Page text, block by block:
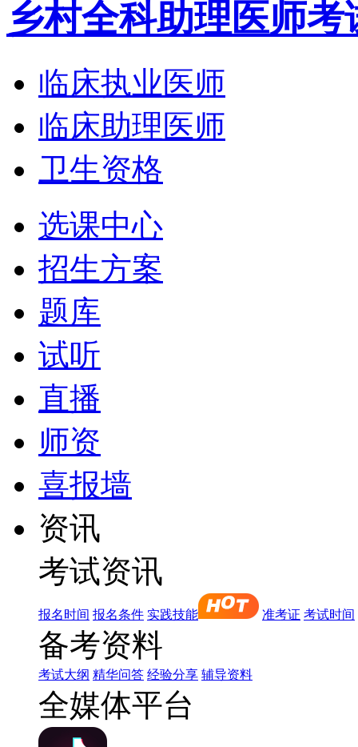
乡村全科助理医师考
临床执业医师
临床助理医师
卫生资格
选课中心
招生方案
题库
试听
直播
师资
喜报墙
资讯
考试资讯
报名时间 报名条件 实践技能 准考证 考试时间
备考资料
考试大纲 精华问答 经验分享 辅导资料
全媒体平台